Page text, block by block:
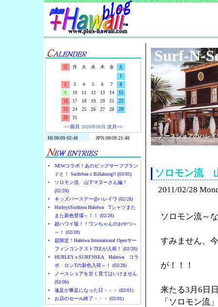
日 月 火 水 木 金
土
1
2
3 4 5 6 7
8
9
10 11 12 13 14
15
16
17 18 19 20 21
22
23
24 25 26 27 28
29
30
31
<<前月 2026年08月 次月>>
NEWコラボ！あのビッグサーフブラン
ドと！ SurfnSea x Billabong!! (03/05)
ソロモン流 山下マヌーさん編！
(02/28)
キッズバースデー@ハレイワ (02/28)
HurleyxSurfnsea Haleiwa Tシャツまた
また新色登場～！！ (02/28)
超ハワイ版！！ワンちゃんのおやつ～
～！ (02/28)
超限定！Haleiwa International Openサー
フィンコンテストTEEが入荷！ (02/28)
HURLEYｘSURFNSEA Haleiwa コラ
ボ ロンTの新色入荷～！ (02/28)
ノースショアを甘く見てはいけません
(02/06)
遠足が豚足になった日・・・ (02/01)
お店のセール終了・・・ (02/01)
Surf-N-
ノースショアのハレ
ソロモン流
2011/02/28
ソロモン流～
すみません、
が！！！
来たる3月6日
「ソロモン流